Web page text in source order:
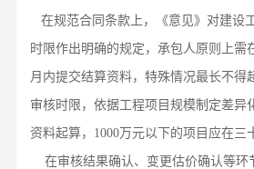
在规范合同条款上，《意见》对建设
时限作出明确的规定，承包人原则上需
月内提交结算资料，特殊情况最长不得
审核时限，依据工程项目规模制定差异
资料起算， 1000万元以下的项目应在三
在审核结果确认、变更估价确认等环